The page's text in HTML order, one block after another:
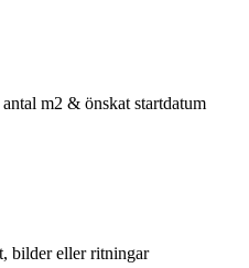
m2 & önskat startdatum
bilder eller ritningar